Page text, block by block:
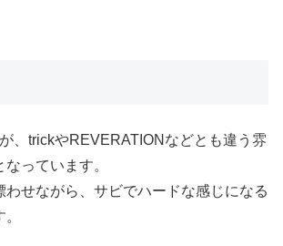
、trickやREVERATIONなどとも違う雰
っています。
わせながら、サビでハードな感じになる